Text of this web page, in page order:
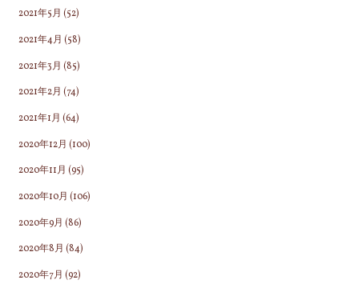
2021年5月 (52)
2021年4月 (58)
2021年3月 (85)
2021年2月 (74)
2021年1月 (64)
2020年12月 (100)
2020年11月 (95)
2020年10月 (106)
2020年9月 (86)
2020年8月 (84)
2020年7月 (92)